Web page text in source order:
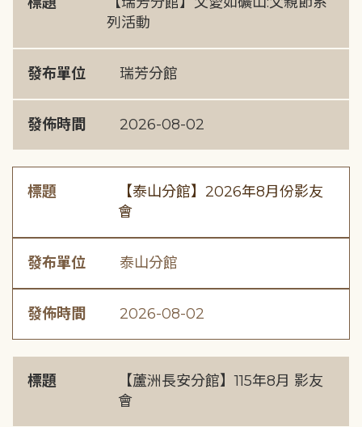
列活動
發布單位 瑞芳分館
發佈時間 2026-08-02
標題
【泰山分館】2026年8月份影友
會
發布單位 泰山分館
發佈時間 2026-08-02
標題
【蘆洲長安分館】115年8月 影友
會